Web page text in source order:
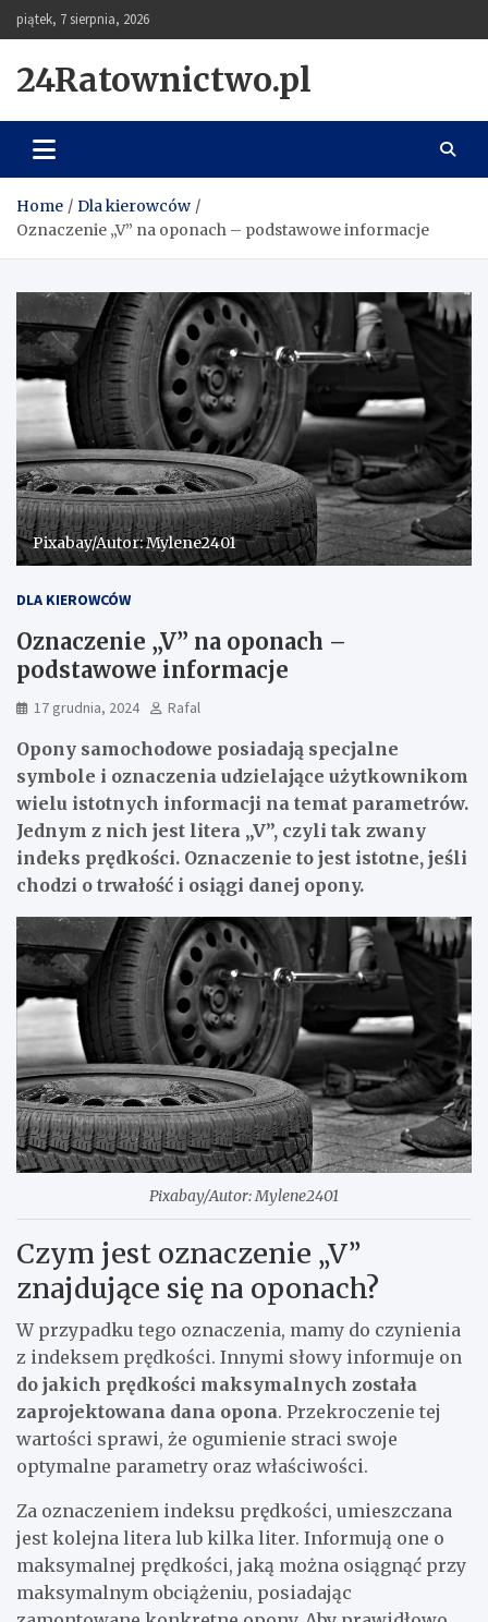
Skip
to
piątek, 7 sierpnia, 2026
24Ratownictwo.pl
Home
Dla kierowców
Oznaczenie „V” na oponach – podstawowe informacje
Pixabay/Autor: Mylene2401
DLA KIEROWCÓW
Oznaczenie „V” na oponach –
podstawowe informacje
17 grudnia, 2024 Rafal
Opony samochodowe posiadają specjalne
symbole i oznaczenia udzielające użytkownikom
wielu istotnych informacji na temat parametrów.
Jednym z nich jest litera „V”, czyli tak zwany
indeks prędkości. Oznaczenie to jest istotne, jeśli
chodzi o trwałość i osiągi danej opony.
Pixabay/Autor: Mylene2401
Czym jest oznaczenie „V”
znajdujące się na oponach?
W przypadku tego oznaczenia, mamy do czynienia
z indeksem prędkości. Innymi słowy informuje on
do jakich prędkości maksymalnych została
zaprojektowana dana opona. Przekroczenie tej
wartości sprawi, że ogumienie straci swoje
optymalne parametry oraz właściwości.
Za oznaczeniem indeksu prędkości, umieszczana
jest kolejna litera lub kilka liter. Informują one o
maksymalnej prędkości, jaką można osiągnąć przy
maksymalnym obciążeniu, posiadając